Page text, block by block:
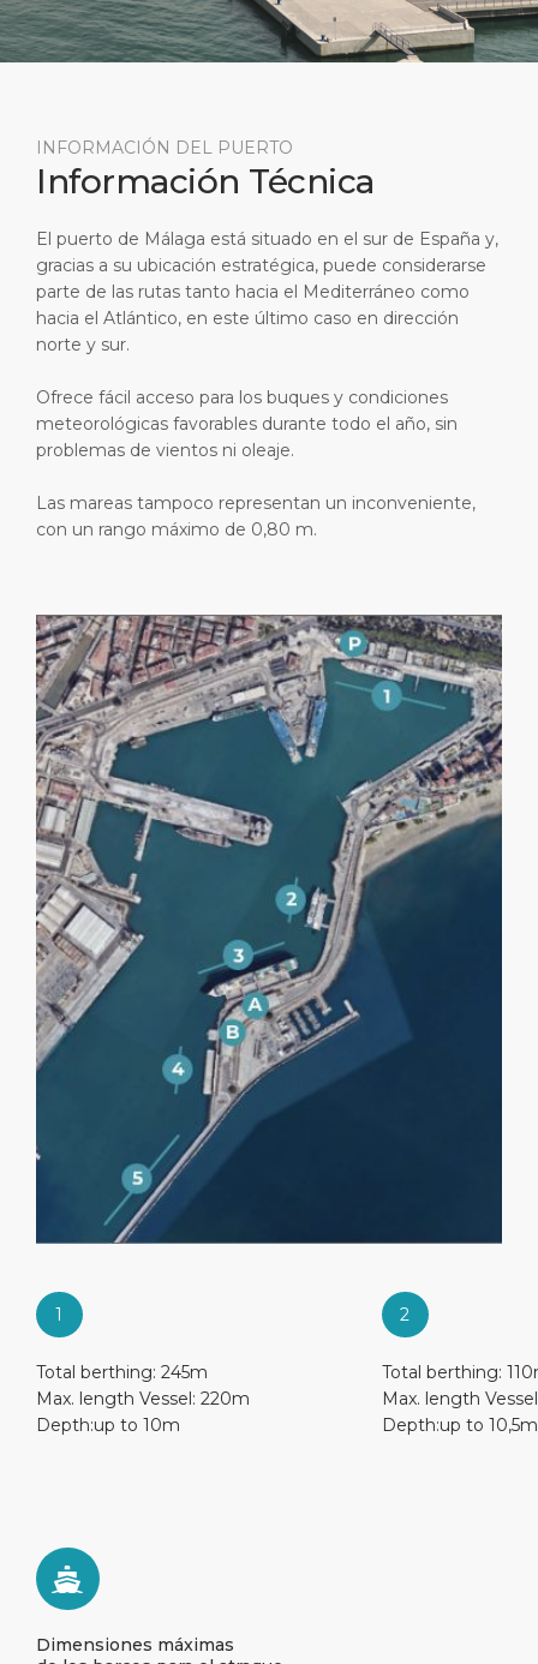
Viajes cortos
Comprar y comer
Días Festivos
SSM
Empleo
Contacto
PUERTO
DESTINO
INFORMACIÓN DEL PUERTO
Información Técnica
El puerto de Málaga está situado en el sur de España y,
gracias a su ubicación estratégica, puede considerarse
parte de las rutas tanto hacia el Mediterráneo como
hacia el Atlántico, en este último caso en dirección
norte y sur.
Ofrece fácil acceso para los buques y condiciones
meteorológicas favorables durante todo el año, sin
problemas de vientos ni oleaje.
Las mareas tampoco representan un inconveniente,
con un rango máximo de 0,80 m.
1
Total berthing: 245m
Max. length Vessel: 220m
Depth:up to 10m
2
Total berthing:
Max. length
Depth:up to 10,5m
Dimensiones máximas